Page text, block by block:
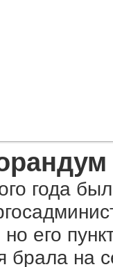
года
его
на